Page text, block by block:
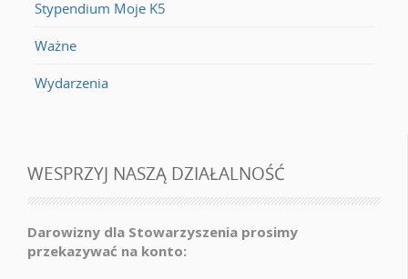
Stypendium Moje K5
Ważne
Wydarzenia
WESPRZYJ NASZĄ DZIAŁALNOŚĆ
Darowizny dla Stowarzyszenia prosimy
przekazywać na konto: